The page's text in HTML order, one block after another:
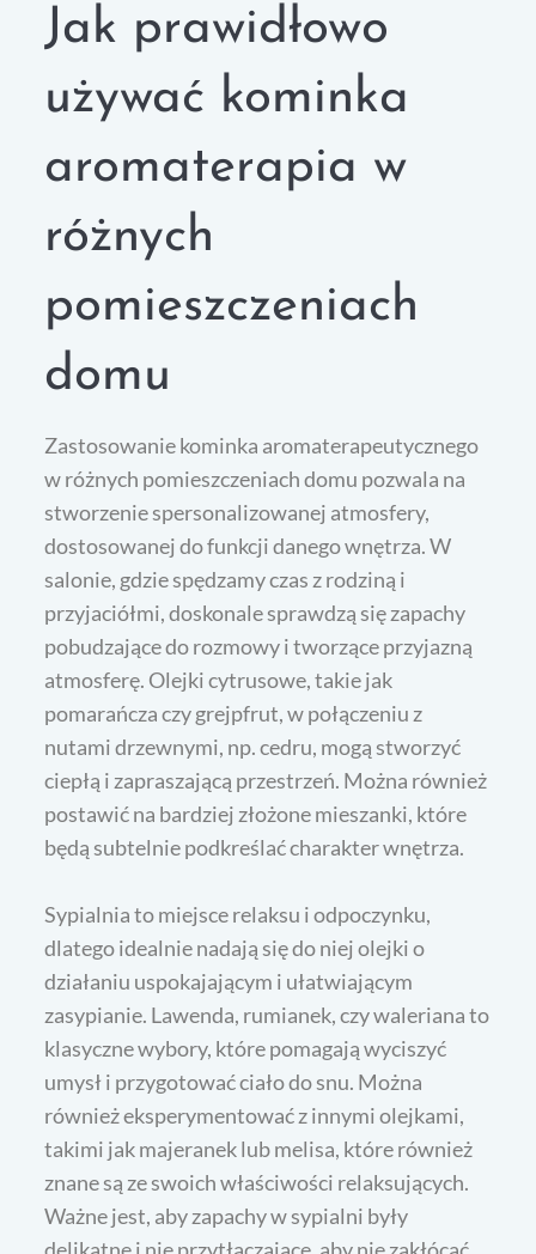
Jak prawidłowo
używać kominka
aromaterapia w
różnych
pomieszczeniach
domu
Zastosowanie kominka aromaterapeutycznego
w różnych pomieszczeniach domu pozwala na
stworzenie spersonalizowanej atmosfery,
dostosowanej do funkcji danego wnętrza. W
salonie, gdzie spędzamy czas z rodziną i
przyjaciółmi, doskonale sprawdzą się zapachy
pobudzające do rozmowy i tworzące przyjazną
atmosferę. Olejki cytrusowe, takie jak
pomarańcza czy grejpfrut, w połączeniu z
nutami drzewnymi, np. cedru, mogą stworzyć
ciepłą i zapraszającą przestrzeń. Można również
postawić na bardziej złożone mieszanki, które
będą subtelnie podkreślać charakter wnętrza.
Sypialnia to miejsce relaksu i odpoczynku,
dlatego idealnie nadają się do niej olejki o
działaniu uspokajającym i ułatwiającym
zasypianie. Lawenda, rumianek, czy waleriana to
klasyczne wybory, które pomagają wyciszyć
umysł i przygotować ciało do snu. Można
również eksperymentować z innymi olejkami,
takimi jak majeranek lub melisa, które również
znane są ze swoich właściwości relaksujących.
Ważne jest, aby zapachy w sypialni były
delikatne i nie przytłaczające, aby nie zakłócać